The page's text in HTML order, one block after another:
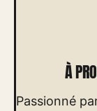
À
Passionné